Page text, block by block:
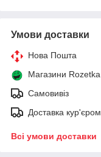
Умови доставки
Нова Пошта
Магазини Rozetka
Самовивіз
Доставка кур'єром
Всі умови доставки